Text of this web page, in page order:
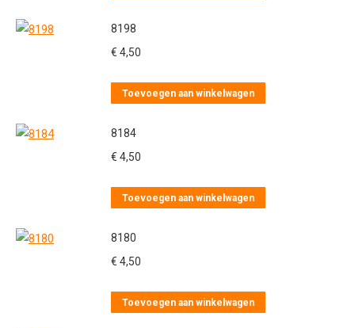
8198
€ 4,50
Toevoegen aan winkelwagen
8184
€ 4,50
Toevoegen aan winkelwagen
8180
€ 4,50
Toevoegen aan winkelwagen